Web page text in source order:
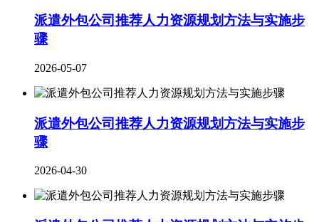
派遣外包公司推荐人力资源规划方法与实施步
骤
2026-05-07
派遣外包公司推荐人力资源规划方法与实施步
骤
2026-04-30